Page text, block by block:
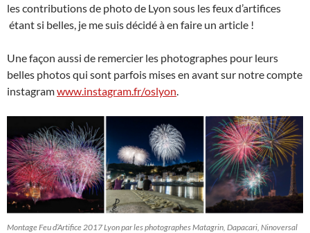
les contributions de photo de Lyon sous les feux d’artifices
étant si belles, je me suis décidé à en faire un article !
Une façon aussi de remercier les photographes pour leurs
belles photos qui sont parfois mises en avant sur notre compte
instagramwww.instagram.fr/oslyon.
Montage Feu d’Artifice 2017 Lyon par les photographes Matagrin, Dapacari, Ninoversal